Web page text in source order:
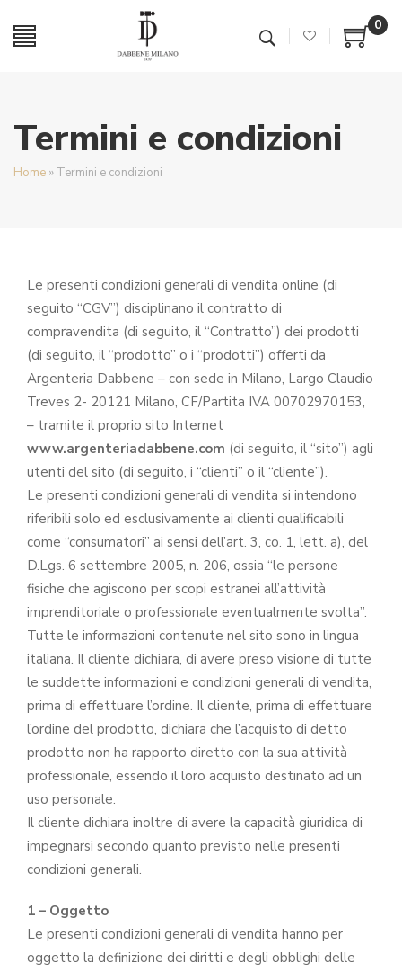
0
Termini e condizioni
Home » Termini e condizioni
Le presenti condizioni generali di vendita online (di
seguito “CGV”) disciplinano il contratto di
compravendita (di seguito, il “Contratto”) dei prodotti
(di seguito, il “prodotto” o i “prodotti”) offerti da
Argenteria Dabbene – con sede in Milano, Largo Claudio
Treves 2- 20121 Milano, CF/Partita IVA 00702970153,
– tramite il proprio sito Internet
www.argenteriadabbene.com (di seguito, il “sito”) agli
utenti del sito (di seguito, i “clienti” o il “cliente”).
Le presenti condizioni generali di vendita si intendono
riferibili solo ed esclusivamente ai clienti qualificabili
come “consumatori” ai sensi dell’art. 3, co. 1, lett. a), del
D.Lgs. 6 settembre 2005, n. 206, ossia “le persone
fisiche che agiscono per scopi estranei all’attività
imprenditoriale o professionale eventualmente svolta”.
Tutte le informazioni contenute nel sito sono in lingua
italiana. Il cliente dichiara, di avere preso visione di tutte
le suddette informazioni e condizioni generali di vendita,
prima di effettuare l’ordine. Il cliente, prima di effettuare
l’ordine del prodotto, dichiara che l’acquisto di detto
prodotto non ha rapporto diretto con la sua attività
professionale, essendo il loro acquisto destinato ad un
uso personale.
Il cliente dichiara inoltre di avere la capacità giuridica di
impegnarsi secondo quanto previsto nelle presenti
condizioni generali.
1 – Oggetto
Le presenti condizioni generali di vendita hanno per
oggetto la definizione dei diritti e degli obblighi delle